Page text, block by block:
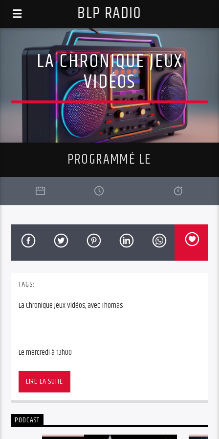
BLP RADIO
LA CHRONIQUE JEUX
VIDÉOS
PROGRAMMÉ LE
TAGS:
La Chronique Jeux Vidéos, avec Thomas
Le mercredi à 13h00
LIRE LA SUITE
PODCAST